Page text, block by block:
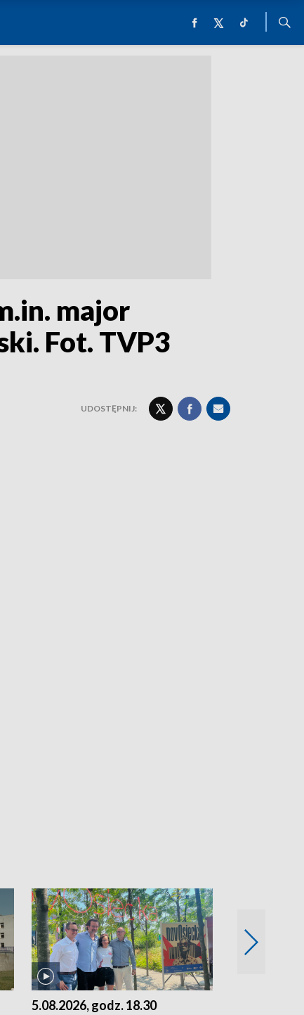
major
Fot. TVP3
UDOSTĘPNIJ:
5.08.2026, godz. 18.30